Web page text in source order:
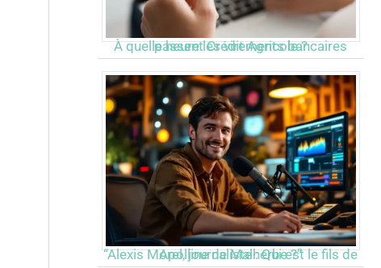
À quelle heure les virements bancaires passent Crédit Agricole ?
“Alexis Morel, journaliste : Qui est le fils de Apolline de Malherbe ?”